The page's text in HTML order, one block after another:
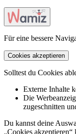
Für eine bessere
Cookies akzeptieren
Solltest du Cookies
Externe Inhalte
Die
zugeschnitten
Du kannst deine
„Cookies akzeptieren“